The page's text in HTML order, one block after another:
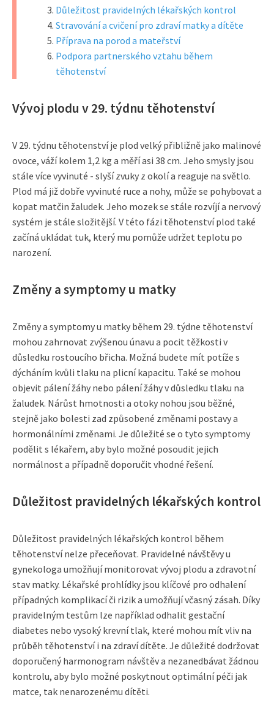
Důležitost pravidelných lékařských kontrol
Stravování a cvičení pro zdraví matky a dítěte
Příprava na porod a mateřství
Podpora partnerského vztahu během
těhotenství
Vývoj plodu v 29. týdnu těhotenství
V 29. týdnu těhotenství je plod velký přibližně jako malinové
ovoce, váží kolem 1,2 kg a měří asi 38 cm. Jeho smysly jsou
stále více vyvinuté - slyší zvuky z okolí a reaguje na světlo.
Plod má již dobře vyvinuté ruce a nohy, může se pohybovat a
kopat matčin žaludek. Jeho mozek se stále rozvíjí a nervový
systém je stále složitější. V této fázi těhotenství plod také
začíná ukládat tuk, který mu pomůže udržet teplotu po
narození.
Změny a symptomy u matky
Změny a symptomy u matky během 29. týdne těhotenství
mohou zahrnovat zvýšenou únavu a pocit těžkosti v
důsledku rostoucího břicha. Možná budete mít potíže s
dýcháním kvůli tlaku na plicní kapacitu. Také se mohou
objevit pálení žáhy nebo pálení žáhy v důsledku tlaku na
žaludek. Nárůst hmotnosti a otoky nohou jsou běžné,
stejně jako bolesti zad způsobené změnami postavy a
hormonálními změnami. Je důležité se o tyto symptomy
podělit s lékařem, aby bylo možné posoudit jejich
normálnost a případně doporučit vhodné řešení.
Důležitost pravidelných lékařských kontrol
Důležitost pravidelných lékařských kontrol během
těhotenství nelze přeceňovat. Pravidelné návštěvy u
gynekologa umožňují monitorovat vývoj plodu a zdravotní
stav matky. Lékařské prohlídky jsou klíčové pro odhalení
případných komplikací či rizik a umožňují včasný zásah. Díky
pravidelným testům lze například odhalit gestační
diabetes nebo vysoký krevní tlak, které mohou mít vliv na
průběh těhotenství i na zdraví dítěte. Je důležité dodržovat
doporučený harmonogram návštěv a nezanedbávat žádnou
kontrolu, aby bylo možné poskytnout optimální péči jak
matce, tak nenarozenému dítěti.